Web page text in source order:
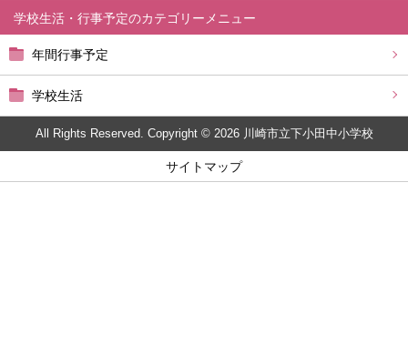
学校生活・行事予定
年間行事予定
学校生活
All Rights Reserved. Copyright © 2026 川崎市立下小田中小学校
サイトマップ